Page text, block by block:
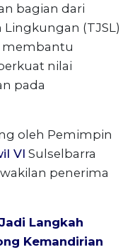
bagian dari
(TJSL)
membantu
nilai
pada
oleh Pemimpin
VI Sulselbarra
penerima
Jadi Langkah
Kemandirian